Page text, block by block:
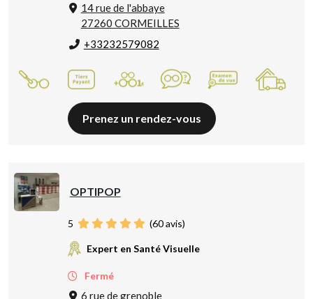
14 rue de l'abbaye
27260 CORMEILLES
+33232579082
Prenez un rendez-vous
OPTIPOP
5 (60avis)
Expert en Santé Visuelle
Fermé
6 rue de grenoble